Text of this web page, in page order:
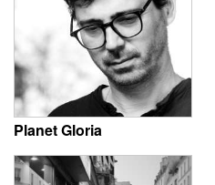
Planet Gloria